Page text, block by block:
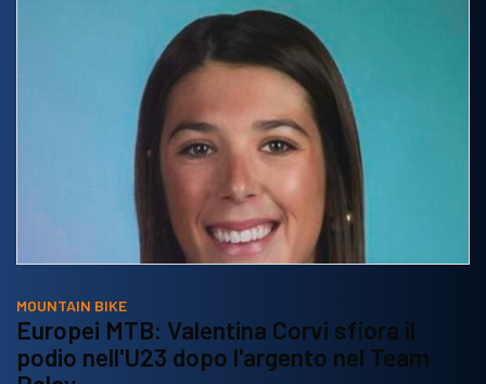
MOUNTAIN BIKE
Europei MTB: Valentina Corvi sfiora il
podio nell'U23 dopo l'argento nel Team